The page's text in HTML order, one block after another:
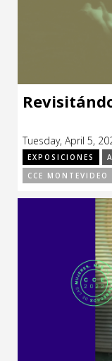
Tuesday, April 5,
EXPOSICIONES
CCE